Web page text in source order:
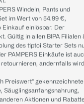
Windeln, Pants und
im Wert von 54.99 €,
Einkauf einlösbar. Der
Gültig in allen BIPA Filialen
des tiptoi Starter Sets
PAMPERS Einkäufe ist
andernfalls wird
Preiswert" gekennzeichnete
Säuglingsanfangsnahrung,
Aktionen und